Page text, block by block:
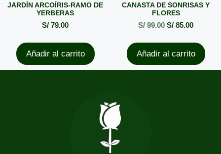
JARDÍN ARCOÍRIS-RAMO DE
YERBERAS
S/ 79.00
Añadir al carrito
CANASTA DE SONRISAS Y
FLORES
S/99.00 S/ 85.00
Añadir al carrito